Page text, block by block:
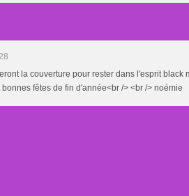
la couverture pour rester dans l'esprit black
fêtes de fin d'année<br /> <br /> noémie